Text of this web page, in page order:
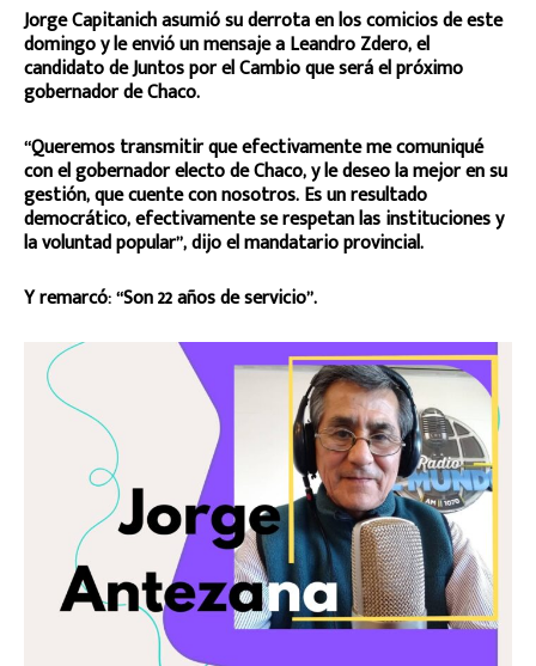
Jorge Capitanich asumió su derrota en los comicios de este
domingo y le envió un mensaje a Leandro Zdero, el
candidato de Juntos por el Cambio que será el próximo
gobernador de Chaco.
“Queremos transmitir que efectivamente me comuniqué
con el gobernador electo de Chaco, y le deseo la mejor en su
gestión, que cuente con nosotros. Es un resultado
democrático, efectivamente se respetan las instituciones y
la voluntad popular”, dijo el mandatario provincial.
Y remarcó: “Son 22 años de servicio”.